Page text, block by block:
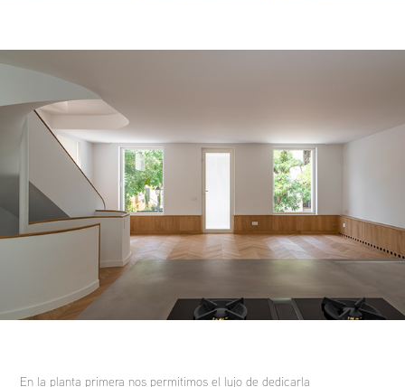
En la planta primera nos permitimos el lujo de dedicarla